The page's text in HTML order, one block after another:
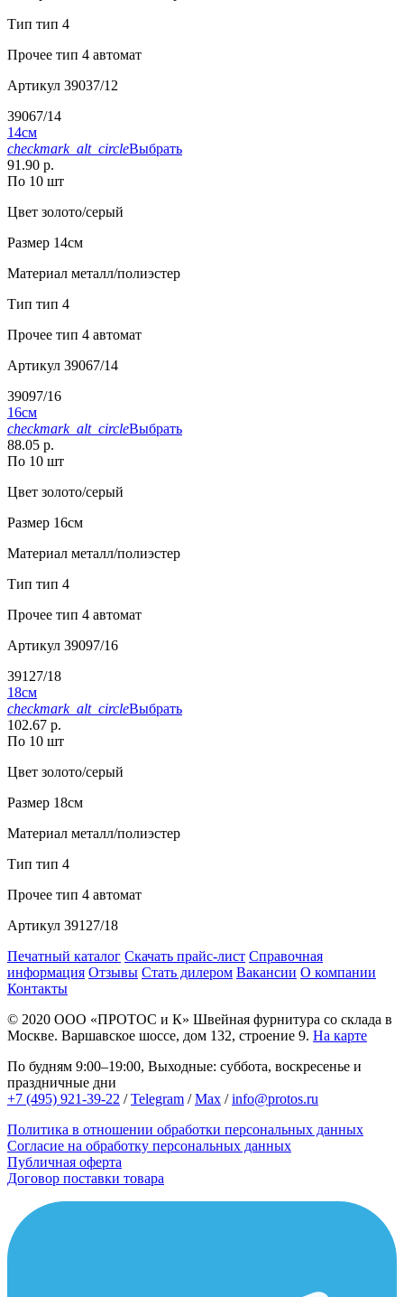
Тип тип 4
Прочее тип 4 автомат
Артикул 39037/12
39067/14
14см
checkmark_alt_circleВыбрать
91.90 р.
По 10 шт
Цвет золото/серый
Размер 14см
Материал металл/полиэстер
Тип тип 4
Прочее тип 4 автомат
Артикул 39067/14
39097/16
16см
checkmark_alt_circleВыбрать
88.05 р.
По 10 шт
Цвет золото/серый
Размер 16см
Материал металл/полиэстер
Тип тип 4
Прочее тип 4 автомат
Артикул 39097/16
39127/18
18см
checkmark_alt_circleВыбрать
102.67 р.
По 10 шт
Цвет золото/серый
Размер 18см
Материал металл/полиэстер
Тип тип 4
Прочее тип 4 автомат
Артикул 39127/18
Печатный каталог Скачать прайс-лист Справочная
информация Отзывы Стать дилером Вакансии О компании
Контакты
© 2020 ООО «ПРОТОС и К» Швейная фурнитура со склада в
Москве. Варшавское шоссе, дом 132, строение 9. На карте
По будням 9:00–19:00, Выходные: суббота, воскресенье и
праздничные дни
+7 (495) 921-39-22 /Telegram /Max /info@protos.ru
Политика в отношении обработки персональных данных
Согласие на обработку персональных данных
Публичная оферта
Договор поставки товара